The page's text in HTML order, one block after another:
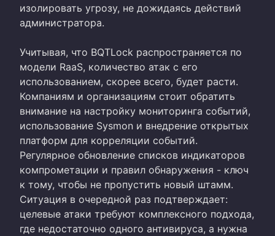
изолировать угрозу, не дожидаясь действий
администратора.
Учитывая, что BQTLock распространяется по
модели RaaS, количество атак с его
использованием, скорее всего, будет расти.
Компаниям и организациям стоит обратить
внимание на настройку мониторинга событий,
использование Sysmon и внедрение открытых
платформ для корреляции событий.
Регулярное обновление списков индикаторов
компрометации и правил обнаружения - ключ
к тому, чтобы не пропустить новый штамм.
Ситуация в очередной раз подтверждает:
целевые атаки требуют комплексного подхода,
где недостаточно одного антивируса, а нужна